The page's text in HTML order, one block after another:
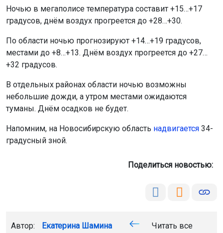
Ночью в мегаполисе температура составит +15…+17
градусов, днём воздух прогреется до +28…+30.
По области ночью прогнозируют +14…+19 градусов,
местами до +8…+13. Днём воздух прогреется до +27…
+32 градусов.
В отдельных районах области ночью возможны
небольшие дожди, а утром местами ожидаются
туманы. Днём осадков не будет.
Напомним, на Новосибирскую область надвигается 34-
градусный зной.
Поделиться новостью:
Автор: Екатерина Шамина
Читать все